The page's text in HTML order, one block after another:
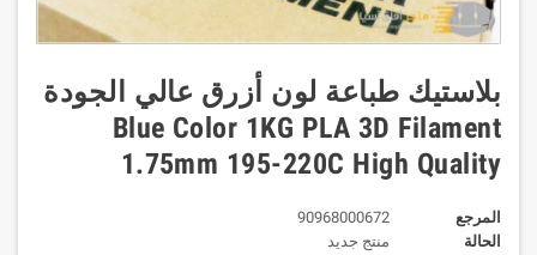
بلاستيك طباعة لون أزرق عالي الجودة
Blue Color 1KG PLA 3D Filament
1.75mm 195-220C High Quality
المرجع
90968000672
الحالة
منتج جديد